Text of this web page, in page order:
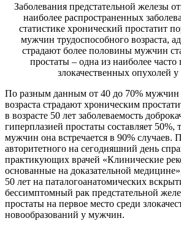
Заболевания предстательной железы
наиболее распространенных
статистике хронический простатит
мужчин трудоспособного возраста,
страдают более половины мужчин
простаты – одна из наиболее
злокачественных опухолей
По разным данным от 40 до 70% мужчин
возраста страдают хроническим
в возрасте 50 лет заболеваемость
гиперплазией простаты составляет 50%,
мужчин она встречается в 90% случаев.
авторитетного на сегодняшний день
практикующих врачей «Клинические
основанные на доказательной
50 лет на паталогоанатомических
бессимптомный рак предстательной
простаты на первое место среди
новообразований у мужчин.